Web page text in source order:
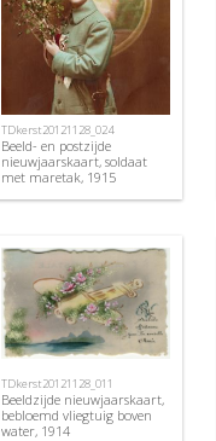
TDkerst20121128_024
Beeld- en postzijde
nieuwjaarskaart, soldaat
met maretak, 1915
TDkerst20121128_011
Beeldzijde nieuwjaarskaart,
bebloemd vliegtuig boven
water, 1914